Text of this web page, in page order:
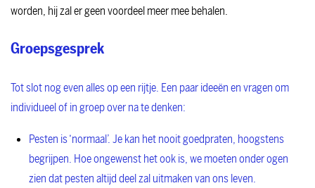
worden, hij zal er geen voordeel meer mee behalen.
Groepsgesprek
Tot slot nog even alles op een rijtje. Een paar ideeën en vragen om
individueel of in groep over na te denken:
Pesten is ‘normaal’. Je kan het nooit goedpraten, hoogstens
begrijpen. Hoe ongewenst het ook is, we moeten onder ogen
zien dat pesten altijd deel zal uitmaken van ons leven.